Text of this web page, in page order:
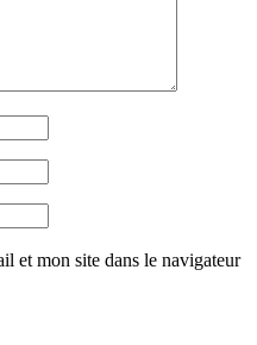
et mon site dans le navigateur